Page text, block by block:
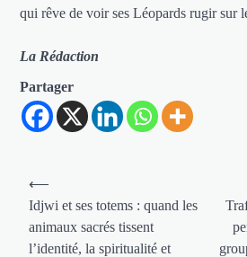
qui rêve de voir ses Léopards rugir sur
La Rédaction
Partager
Navigation
de
l’article
⟵
Idjwi et ses totems : quand les
animaux sacrés tissent
l’identité, la spiritualité et